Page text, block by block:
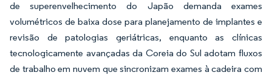
de superenvelhecimento do Japão demanda exames
volumétricos de baixa dose para planejamento de implantes e
revisão de patologias geriátricas, enquanto as clínicas
tecnologicamente avançadas da Coreia do Sul adotam fluxos
de trabalho em nuvem que sincronizam exames à cadeira com